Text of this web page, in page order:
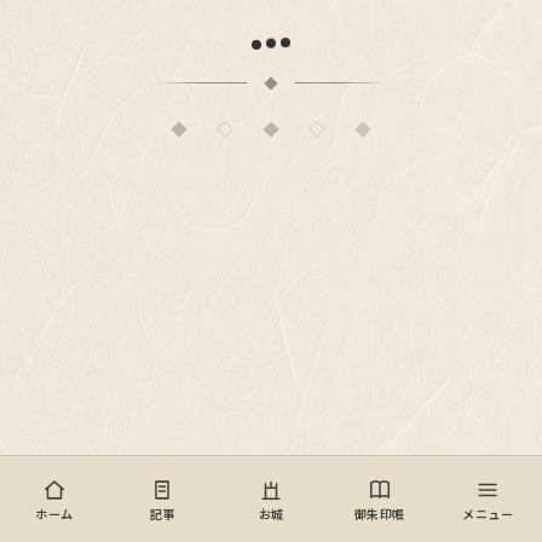
ホーム 記事 お城 御朱印帳 メニュー
◆ ◇ ◆ ◇ ◆